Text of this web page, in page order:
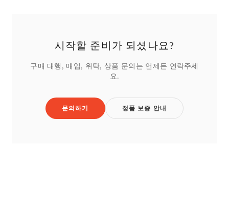
시작할 준비가 되셨나요?
구매 대행, 매입, 위탁, 상품 문의는 언제든 연락주세
요.
문의하기 정품 보증 안내